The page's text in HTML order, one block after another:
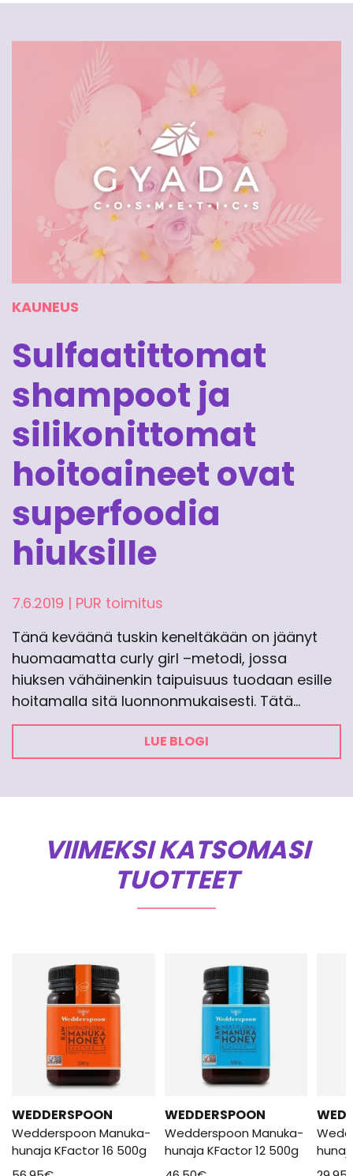
KAUNEUS
Sulfaatittomat
shampoot ja
silikonittomat
hoitoaineet ovat
superfoodia
hiuksille
7.6.2019 | PUR toimitus
Tänä keväänä tuskin keneltäkään on jäänyt
huomaamatta curly girl –metodi, jossa
hiuksen vähäinenkin taipuisuus tuodaan esille
hoitamalla sitä luonnonmukaisesti. Tätä…
LUE BLOGI
VIIMEKSI KATSOMASI
TUOTTEET
WEDDERSPOON
Wedderspoon Manuka-
hunaja KFactor 16 500g
WEDDERSPOON
Wedderspoon Manuka-
hunaja KFactor 12 500g